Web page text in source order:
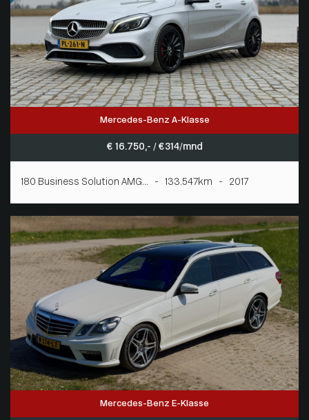
Mercedes-Benz A-Klasse
€ 16.750,- / € 314/mnd
180 Business Solution AMG... - 133.547km - 2017
Mercedes-Benz E-Klasse